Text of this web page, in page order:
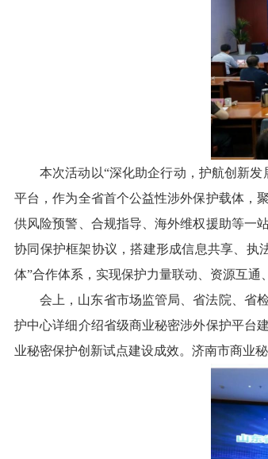
本次活动以“深化助企行动，护航创新
平台，作为全省首个公益性涉外保护载体，
供风险预警、合规指导、海外维权援助等一
协同保护框架协议，搭建形成信息共享、执
体”合作体系，实现保护力量联动、资源互通
会上，山东省市场监管局、省法院、省
护中心详细介绍省级商业秘密涉外保护平台
业秘密保护创新试点建设成效。济南市商业